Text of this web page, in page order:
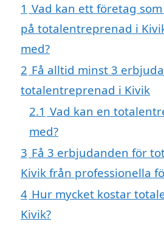
1 Vad kan ett företag
på totalentreprenad i
med?
2 Få alltid minst 3
totalentreprenad i Kivik
2.1 Vad kan en
med?
3 Få 3 erbjudanden för
Kivik från professionella
4 Hur mycket kostar
Kivik?